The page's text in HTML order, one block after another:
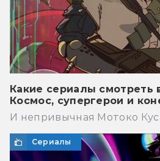
Какие сериалы смотреть
Космос, супергерои и
И непривычная Мотоко
Сериалы